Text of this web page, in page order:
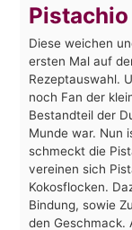
Diese weichen
ersten Mal auf
Rezeptauswahl.
noch Fan der
Bestandteil der
Munde war. Nun
schmeckt die
vereinen sich
Kokosflocken.
Bindung, sowie
den Geschmack.